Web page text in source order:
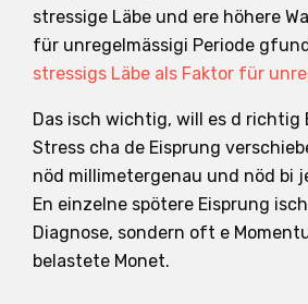
stressige Läbe und ere höhere
für unregelmässigi Periode
stressigs Läbe als Faktor für
Das isch wichtig, will es d richtig
Stress cha de Eisprung
nöd millimetergenau und nöd bi
En einzelne spötere Eisprung
Diagnose, sondern oft e
belastete Monet.